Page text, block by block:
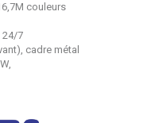
couleurs
24/7
cadre métal